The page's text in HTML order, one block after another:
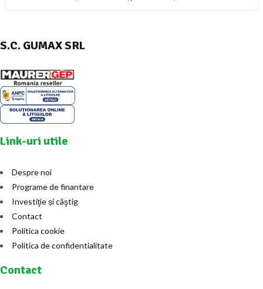
S.C. GUMAX SRL
Link-uri utile
Despre noi
Programe de finantare
Investiţie și câştig
Contact
Politica cookie
Politica de confidentialitate
Contact